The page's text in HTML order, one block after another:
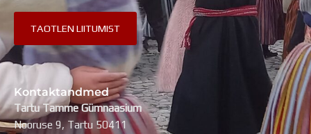
Kontaktandmed
Tartu Tamme Gümnaasium
Nooruse 9, Tartu 50411